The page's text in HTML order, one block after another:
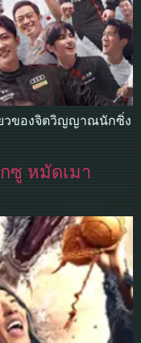
วของจิตวิญญาณนักซิ่ง
ซู หมัดเมา